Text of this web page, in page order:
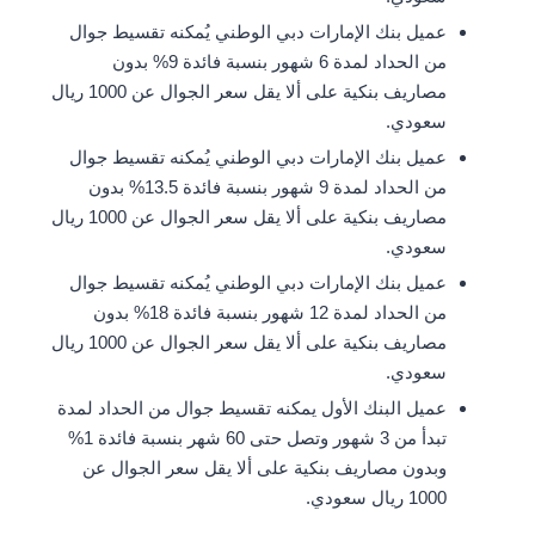
عميل بنك الإمارات دبي الوطني يُمكنه تقسيط جوال
من الحداد لمدة 6 شهور بنسبة فائدة 9% بدون
مصاريف بنكية على ألا يقل سعر الجوال عن 1000 ريال
سعودي.
عميل بنك الإمارات دبي الوطني يُمكنه تقسيط جوال
من الحداد لمدة 9 شهور بنسبة فائدة 13.5% بدون
مصاريف بنكية على ألا يقل سعر الجوال عن 1000 ريال
سعودي.
عميل بنك الإمارات دبي الوطني يُمكنه تقسيط جوال
من الحداد لمدة 12 شهور بنسبة فائدة 18% بدون
مصاريف بنكية على ألا يقل سعر الجوال عن 1000 ريال
سعودي.
عميل البنك الأول يمكنه تقسيط جوال من الحداد لمدة
تبدأ من 3 شهور وتصل حتى 60 شهر بنسبة فائدة 1%
وبدون مصاريف بنكية على ألا يقل سعر الجوال عن
1000 ريال سعودي.